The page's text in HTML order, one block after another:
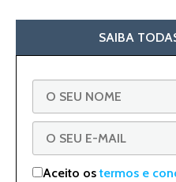
SAIBA
Aceito ostermos e